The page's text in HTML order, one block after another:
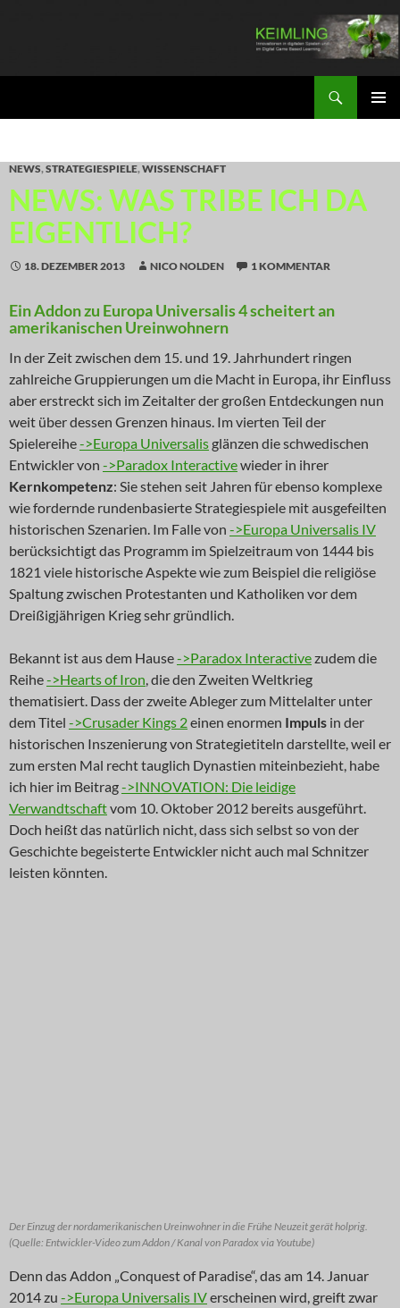
NEWS,STRATEGIESPIELE,WISSENSCHAFT
NEWS: WAS TRIBE ICH DA
EIGENTLICH?
18. DEZEMBER 2013 NICO NOLDEN 1 KOMMENTAR
Ein Addon zu Europa Universalis 4 scheitert an
amerikanischen Ureinwohnern
In der Zeit zwischen dem 15. und 19. Jahrhundert ringen
zahlreiche Gruppierungen um die Macht in Europa, ihr Einfluss
aber erstreckt sich im Zeitalter der großen Entdeckungen nun
weit über dessen Grenzen hinaus. Im vierten Teil der
Spielereihe->Europa Universalis glänzen die schwedischen
Entwickler von ->Paradox Interactivewieder in ihrer
Kernkompetenz: Sie stehen seit Jahren für ebenso komplexe
wie fordernde rundenbasierte Strategiespiele mit ausgefeilten
historischen Szenarien. Im Falle von ->Europa Universalis IV
berücksichtigt das Programm im Spielzeitraum von 1444 bis
1821 viele historische Aspekte wie zum Beispiel die religiöse
Spaltung zwischen Protestanten und Katholiken vor dem
Dreißigjährigen Krieg sehr gründlich.
Bekannt ist aus dem Hause->Paradox Interactivezudem die
Reihe->Hearts of Iron, die den Zweiten Weltkrieg
thematisiert. Dass der zweite Ableger zum Mittelalter unter
dem Titel ->Crusader Kings 2einen enormen Impuls in der
historischen Inszenierung von Strategietiteln darstellte, weil er
zum ersten Mal recht tauglich Dynastien miteinbezieht, habe
ich hier im Beitrag->INNOVATION: Die leidige
Verwandtschaftvom 10. Oktober 2012 bereits ausgeführt.
Doch heißt das natürlich nicht, dass sich selbst so von der
Geschichte begeisterte Entwickler nicht auch mal Schnitzer
leisten könnten.
Der Einzug der nordamerikanischen Ureinwohner in die Frühe Neuzeit gerät holprig.
(Quelle: Entwickler-Video zum Addon / Kanal von Paradox via Youtube)
Denn das Addon „Conquest of Paradise“, das am 14. Januar
2014 zu ->Europa Universalis IVerscheinen wird, greift zwar